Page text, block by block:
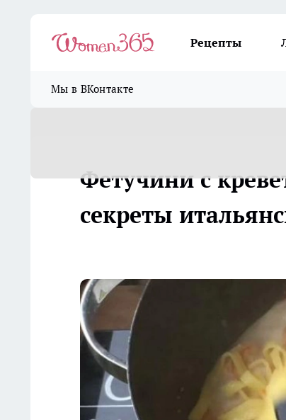
Рецепты
Мы в ВКонтакте
Фетучини с
секреты